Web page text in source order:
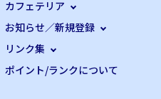
カフェテリア
お知らせ／新規登録
リンク集
ポイント/ランクについて